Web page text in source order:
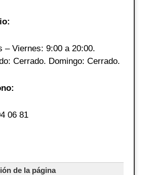
– Viernes: 9:00 a 20:00.
Cerrado. Domingo: Cerrado.
06 81
de la página